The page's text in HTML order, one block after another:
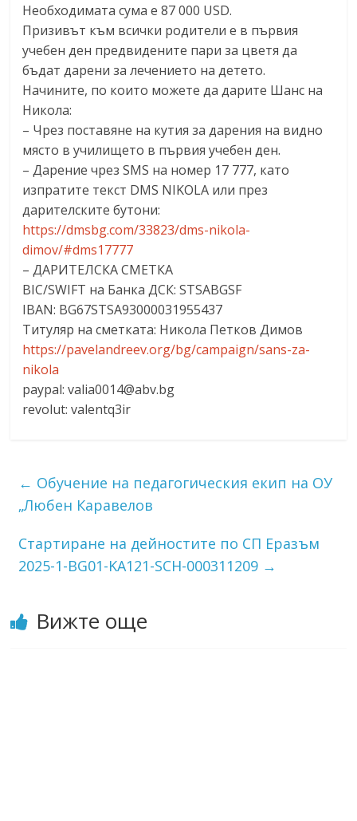
Необходимата сума е 87 000 USD.
Призивът към всички родители е в първия
учебен ден предвидените пари за цветя да
бъдат дарени за лечението на детето.
Начините, по които можете да дарите Шанс на
Никола:
– Чрез поставяне на кутия за дарения на видно
място в училището в първия учебен ден.
– Дарение чрез SMS на номер 17 777, като
изпратите текст DMS NIKOLA или през
дарителските бутони:
https://dmsbg.com/33823/dms-nikola-
dimov/#dms17777
– ДАРИТЕЛСКА СМЕТКА
BIC/SWIFT на Банка ДСК: STSABGSF
IBAN: BG67STSA93000031955437
Титуляр на сметката: Никола Петков Димов
https://pavelandreev.org/bg/campaign/sans-za-
nikola
paypal:valia0014@abv.bg
revolut: valentq3ir
← Обучение на педагогическия екип на ОУ
„Любен Каравелов
Стартиране на дейностите по СП Еразъм
2025-1-BG01-KA121-SCH-000311209 →
Вижте още